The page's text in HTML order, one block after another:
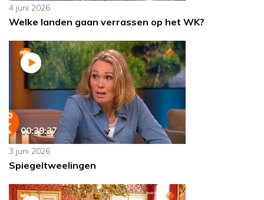
4 juni 2026
Welke landen gaan verrassen op het WK?
00:39:37
3 juni 2026
Spiegeltweelingen